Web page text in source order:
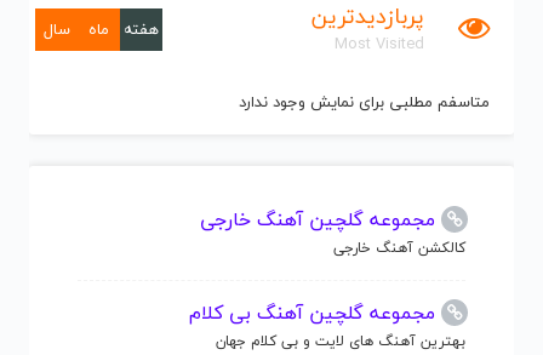
پربازدیدترین
Most Visited
هفته ماه سال
متاسفم مطلبی برای نمایش وجود ندارد
مجموعه گلچین آهنگ خارجی
کالکشن آهنگ خارجی
مجموعه گلچین آهنگ بی کلام
بهترین آهنگ های لایت و بی کلام جهان